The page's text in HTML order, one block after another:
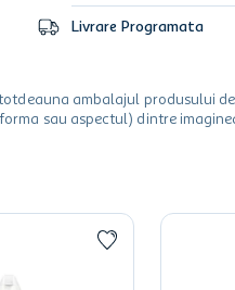
Livrare Programata
ambalajul produsului
sau aspectul) dintre